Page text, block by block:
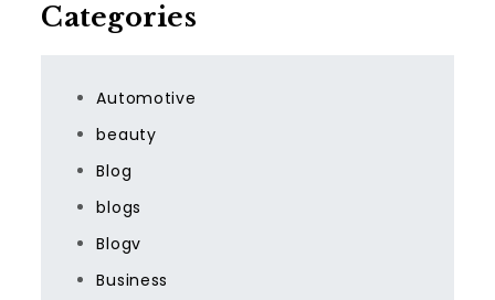
Categories
Automotive
beauty
Blog
blogs
Blogv
Business